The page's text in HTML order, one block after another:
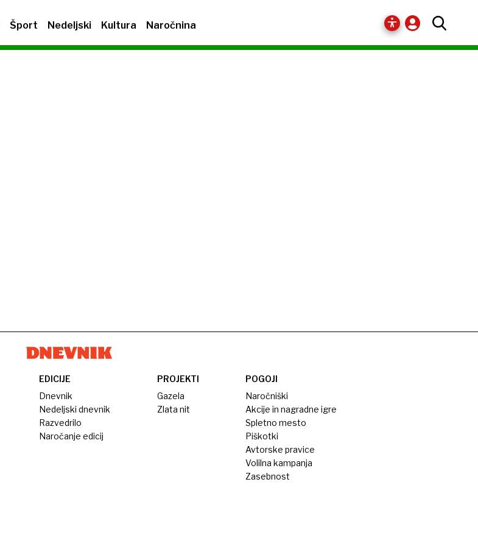
Šport Nedeljski Kultura Naročnina
EDICIJE
Dnevnik
Nedeljski dnevnik
Razvedrilo
Naročanje edicij
PROJEKTI
Gazela
Zlata nit
POGOJI
Naročniški
Akcije in nagradne igre
Spletno mesto
Piškotki
Avtorske pravice
Volilna kampanja
Zasebnost